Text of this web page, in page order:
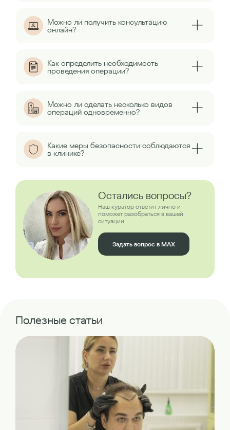
Можно ли получить консультацию
онлайн?
Как определить необходимость
проведения операции?
Можно ли сделать несколько видов
операций одновременно?
Какие меры безопасности соблюдаются
в клинике?
Остались вопросы?
Наш куратор ответит лично и
поможет разобраться в вашей
ситуации
Задать вопрос в MAX
Полезные статьи